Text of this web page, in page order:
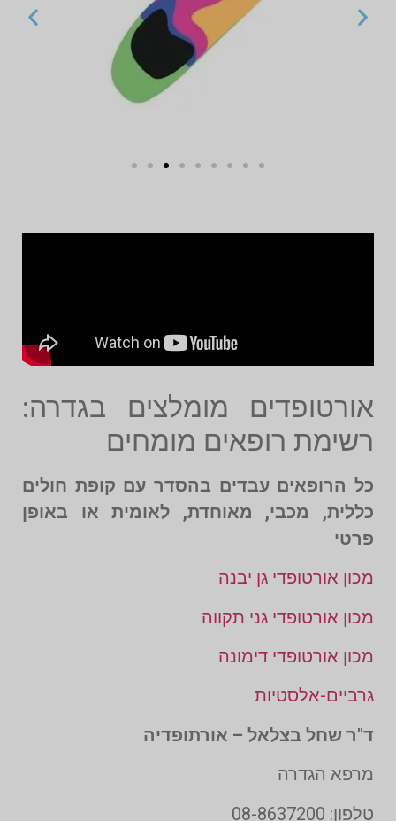
אורטופדים מומלצים בגדרה:
רשימת רופאים מומחים
כל הרופאים עבדים בהסדר עם קופת חולים
כללית, מכבי, מאוחדת, לאומית או באופן
פרטי
מכון אורטופדי גן יבנה
מכון אורטופדי גני תקווה
מכון אורטופדי דימונה
גרביים-אלסטיות
ד"ר שחל בצלאל – אורתופדיה
מרפא הגדרה
טלפון: 08-8637200